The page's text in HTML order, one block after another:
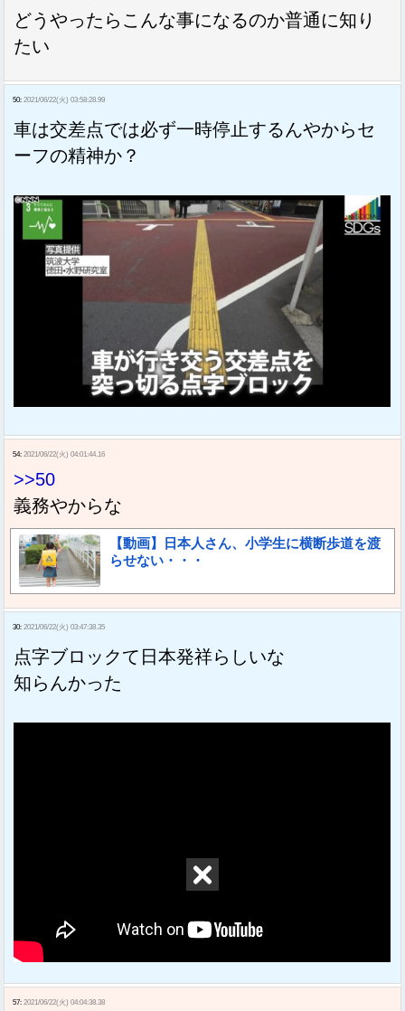
どうやったらこんな事になるのか普通に知り
たい
50: 2021/06/22(火) 03:58:28.99
車は交差点では必ず一時停止するんやからセ
ーフの精神か？
54: 2021/06/22(火) 04:01:44.16
>>50
義務やからな
【動画】日本人さん、小学生に横断歩道を渡
らせない・・・
30: 2021/06/22(火) 03:47:38.35
点字ブロックて日本発祥らしいな
知らんかった
57: 2021/06/22(火) 04:04:38.38